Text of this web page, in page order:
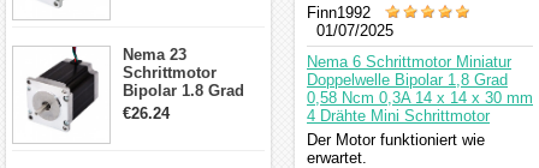
Nema 23
Schrittmotor
Bipolar 1.8 Grad
1.9Nm 3A 3.36V 4
€26.24
Finn1992
01/07/2025
Nema 6 Schrittmotor Miniatur
Doppelwelle Bipolar 1,8 Grad
0,58 Ncm 0,3A 14 x 14 x 30 mm
4 Drähte Mini Schrittmotor
Der Motor funktioniert wie
erwartet.